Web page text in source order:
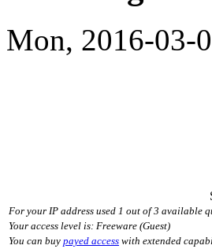
Mon, 2016-
For your IP address used 1 out of 3 available
Your access level is: Freeware (Guest)
You can buy payed access with extended